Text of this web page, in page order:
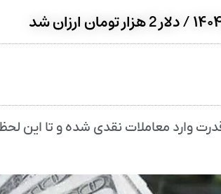
قدرت وارد معاملات نقدی شده و تا این